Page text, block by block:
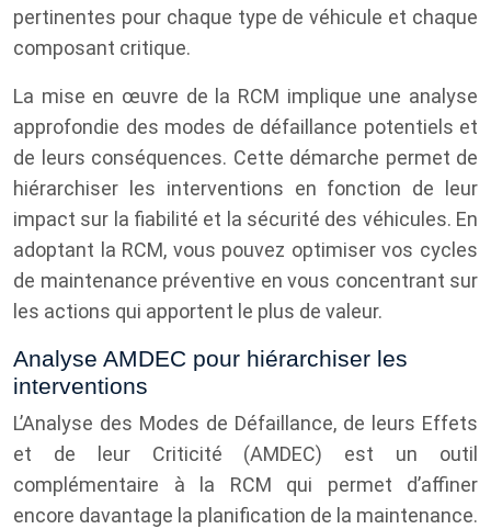
pertinentes pour chaque type de véhicule et chaque
composant critique.
La mise en œuvre de la RCM implique une analyse
approfondie des modes de défaillance potentiels et
de leurs conséquences. Cette démarche permet de
hiérarchiser les interventions en fonction de leur
impact sur la fiabilité et la sécurité des véhicules. En
adoptant la RCM, vous pouvez optimiser vos cycles
de maintenance préventive en vous concentrant sur
les actions qui apportent le plus de valeur.
Analyse AMDEC pour hiérarchiser les
interventions
L’Analyse des Modes de Défaillance, de leurs Effets
et de leur Criticité (AMDEC) est un outil
complémentaire à la RCM qui permet d’affiner
encore davantage la planification de la maintenance.